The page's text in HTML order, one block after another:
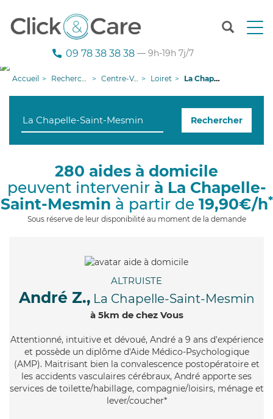
T
n
g
i
o
n
09 78 38 38 38 — 9h-19h 7j/7
Accueil Recherche aide à domicile Centre-Val de Loire Loiret La Chapelle-Saint-Mesmin
Rechercher
280 aides à domicile
peuvent intervenir à La Chapelle-
Saint-Mesmin à partir de 19,90€/h*
Sous réserve de leur disponibilité au moment de la demande
ALTRUISTE
André Z., La Chapelle-Saint-Mesmin
à 5km de chez Vous
Attentionné, intuitive et dévoué, André a 9 ans d'expérience
et possède un diplôme d'Aide Médico-Psychologique
(AMP). Maitrisant bien la convalescence postopératoire et
les accidents vasculaires cérébraux, André apporte ses
services de toilette/habillage, compagnie/loisirs, ménage et
lever/coucher*